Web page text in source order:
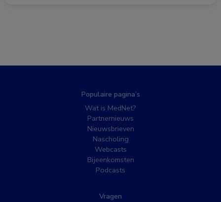
Populaire pagina’s
Wat is MedNet?
Partnernieuws
Nieuwsbrieven
Nascholing
Webcasts
Bijeenkomsten
Podcasts
Vragen